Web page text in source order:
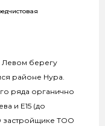
берегу
районе Нура.
ряда органично
и Е15 (до
застройщике ТОО